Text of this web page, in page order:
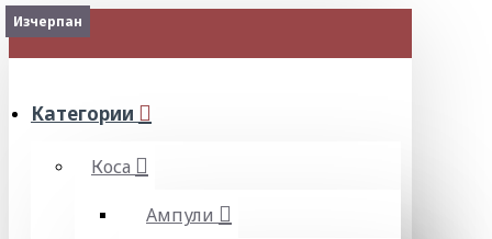
МЕНЮ
Категории
Коса
Ампули
Изчерпан